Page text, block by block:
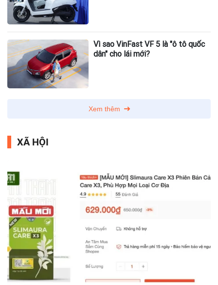
Vì sao VinFast VF 5 là "ô tô quốc
dân" cho lái mới?
Xem thêm
XÃ HỘI